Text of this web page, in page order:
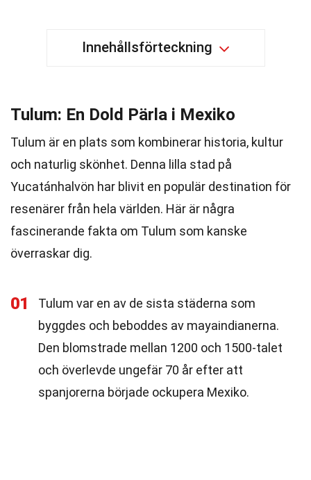
Innehållsförteckning
Tulum: En Dold Pärla i Mexiko
Tulum är en plats som kombinerar historia, kultur
och naturlig skönhet. Denna lilla stad på
Yucatánhalvön har blivit en populär destination för
resenärer från hela världen. Här är några
fascinerande fakta om Tulum som kanske
överraskar dig.
01
Tulum var en av de sista städerna som
byggdes och beboddes av mayaindianerna.
Den blomstrade mellan 1200 och 1500-talet
och överlevde ungefär 70 år efter att
spanjorerna började ockupera Mexiko.